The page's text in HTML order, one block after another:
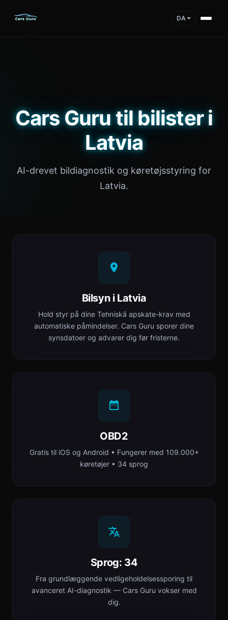
DA
Cars Guru til bilister i
Latvia
AI-drevet bildiagnostik og køretøjsstyring for
Latvia.
Bilsyn i Latvia
Hold styr på dine Tehniskā apskate-krav med
automatiske påmindelser. Cars Guru sporer dine
synsdatoer og advarer dig før fristerne.
OBD2
Gratis til iOS og Android • Fungerer med 109.000+
køretøjer • 34 sprog
Sprog: 34
Fra grundlæggende vedligeholdelsessporing til
avanceret AI-diagnostik — Cars Guru vokser med
dig.